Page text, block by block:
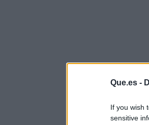
Que.es -
If you wish
sensitive